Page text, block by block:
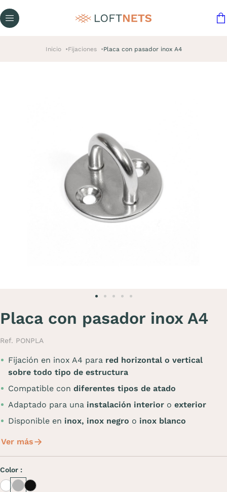
Inicio Fijaciones Placa con pasador inox A4
Placa con pasador inox A4
Ref. PONPLA
Fijación en inox A4 para red horizontal o vertical
sobre todo tipo de estructura
Compatible con diferentes tipos de atado
Adaptado para una instalación interior o exterior
Disponible en inox, inox negro o inox blanco
Ver más
Color :
WhiteInoxInox noir